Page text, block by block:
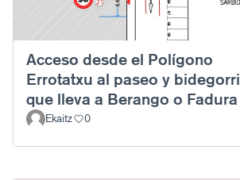
Acceso desde el Polígono
Errotatxu al paseo y bidegorri
que lleva a Berango o Fadura
Ekaitz 0